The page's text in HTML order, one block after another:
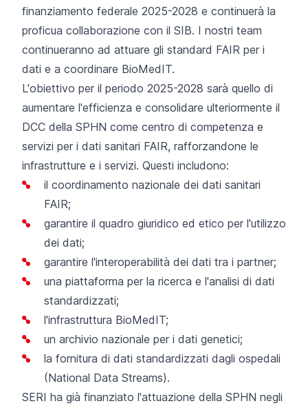
finanziamento federale 2025-2028 e continuerà la
proficua collaborazione con il SIB. I nostri team
continueranno ad attuare gli standard FAIR per i
dati e a coordinare BioMedIT.
L'obiettivo per il periodo 2025-2028 sarà quello di
aumentare l'efficienza e consolidare ulteriormente il
DCC della SPHN come centro di competenza e
servizi per i dati sanitari FAIR, rafforzandone le
infrastrutture e i servizi. Questi includono:
il coordinamento nazionale dei dati sanitari
FAIR;
garantire il quadro giuridico ed etico per l'utilizzo
dei dati;
garantire l'interoperabilità dei dati tra i partner;
una piattaforma per la ricerca e l'analisi di dati
standardizzati;
l'infrastruttura BioMedIT;
un archivio nazionale per i dati genetici;
la fornitura di dati standardizzati dagli ospedali
(National Data Streams).
SERI ha già finanziato l'attuazione della SPHN negli